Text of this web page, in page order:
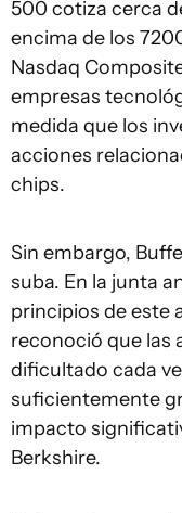
500 cotiza cerca
encima de los
Nasdaq
empresas
medida que los
acciones
chips.
Sin embargo,
suba. En la junta
principios de este
reconoció que las
dificultado cada
suficientemente
impacto
Berkshire.